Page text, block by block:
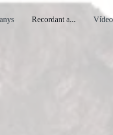
Recordant a... Vídeo